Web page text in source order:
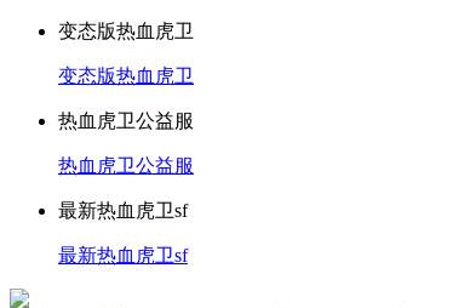
变态版热血虎卫
变态版热血虎卫
热血虎卫公益服
热血虎卫公益服
最新热血虎卫sf
最新热血虎卫sf